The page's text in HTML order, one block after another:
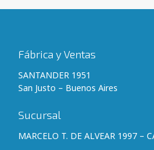
Fábrica y Ventas
SANTANDER 1951
San Justo – Buenos Aires
Sucursal
MARCELO T. DE ALVEAR 1997 –